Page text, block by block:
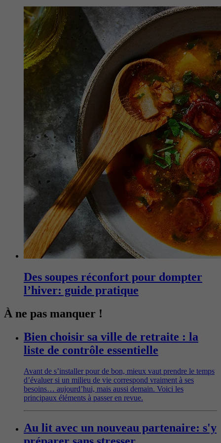
Des soupes réconfort pour dompter
l’hiver: guide pratique
À ne pas manquer !
Bien choisir sa ville de retraite : la
liste de contrôle essentielle
Avant de s’installer pour de bon, mieux vaut prendre le temps
d’évaluer si un milieu de vie correspond vraiment à ses
besoins… aujourd’hui, mais aussi demain. Voici les
principaux éléments à passer en revue.
Au lit avec un nouveau partenaire: s'y